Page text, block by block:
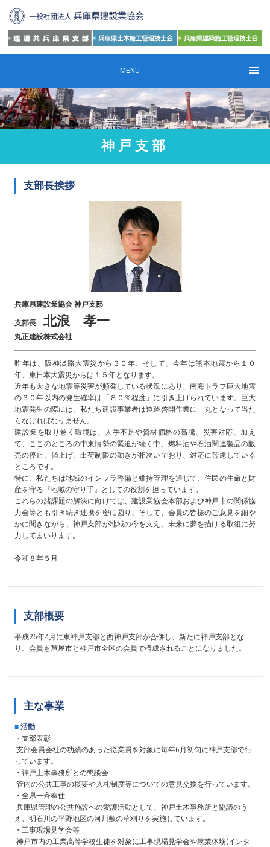
MENU
神戸支部
支部長挨拶
兵庫県建設業協会 神戸支部
支部長 北浪 孝一
丸正建設株式会社
昨年は、阪神淡路大震災から３０年、そして、今年は熊本地震から１０
年、東日本大震災からは１５年となります。
近年も大きな地震等災害が頻発している状況にあり、南海トラフ巨大地震
の３０年以内の発生確率は「８０％程度」に引き上げられています。巨大
地震発生の際には、私たち建設事業者は道路啓開作業に一丸となって当た
らなければなりません。
建設業を取り巻く環境は、人手不足や資材価格の高騰、災害対応、加え
て、ここのところの中東情勢の緊迫が続く中、燃料油や石油関連製品の販
売の停止、値上げ、出荷制限の動きが相次いでおり、対応に苦慮している
ところです。
特に、私たちは地域のインフラ整備と維持管理を通じて、住民の生命と財
産を守る『地域の守り手』としての役割を担っています。
これらの諸課題の解決に向けては、建設業協会本部および神戸市の関係協
力会等とも引き続き連携を密に図り、そして、会員の皆様のご意見を細や
かに聞きながら、神戸支部が地域の今を支え、未来に夢を描ける取組に努
力してまいります。
令和８年５月
支部概要
平成26年4月に東神戸支部と西神戸支部が合併し、新たに神戸支部とな
り、会員も芦屋市と神戸市全区の会員で構成されることになりました。
主な事業
■ 活動
・支部表彰
支部会員会社の功績のあった従業員を対象に毎年6月初旬に神戸支部で行
っています。
・神戸土木事務所との懇談会
管内の公共工事の概要や入札制度等についての意見交換を行っています。
・全県一斉奉仕
兵庫県管理の公共施設への愛護活動として、神戸土木事務所と協議のう
え、明石川の平野地区の河川敷の草刈りを実施しています。
・工事現場見学会等
神戸市内の工業高等学校生徒を対象に工事現場見学会や就業体験(インタ